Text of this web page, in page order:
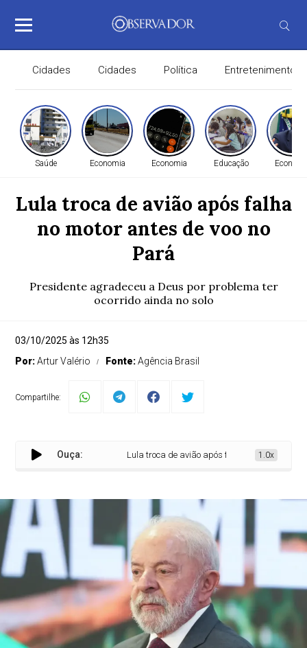
Cidades Cidades Política Entretenimento
Saúde Economia Economia Educação
Lula troca de avião após falha
no motor antes de voo no
Pará
Presidente agradeceu a Deus por problema ter
ocorrido ainda no solo
03/10/2025 às 12h35
Por:Artur Valério Fonte:Agência Brasil
Compartilhe:
Ouça: Lula troca de avião após falha no motor antes de
1.0x